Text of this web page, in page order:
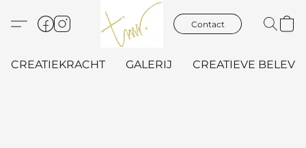
Contact
CREATIEKRACHT GALERIJ CREATIEVE